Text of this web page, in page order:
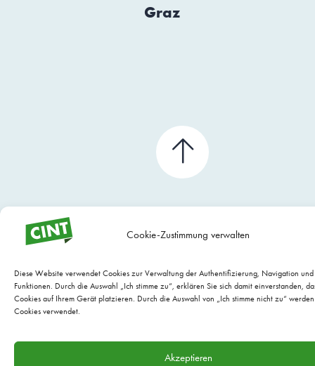
Cookie-Zustimmung verwalten
Diese Website verwendet Cookies zur Verwaltung der Authentifizierung, Navigation
Funktionen. Durch die Auswahl „Ich stimme zu“, erklären Sie sich damit einverstanden,
Cookies auf Ihrem Gerät platzieren. Durch die Auswahl von „Ich stimme nicht zu“
Cookies verwendet.
Akzeptieren
Graz